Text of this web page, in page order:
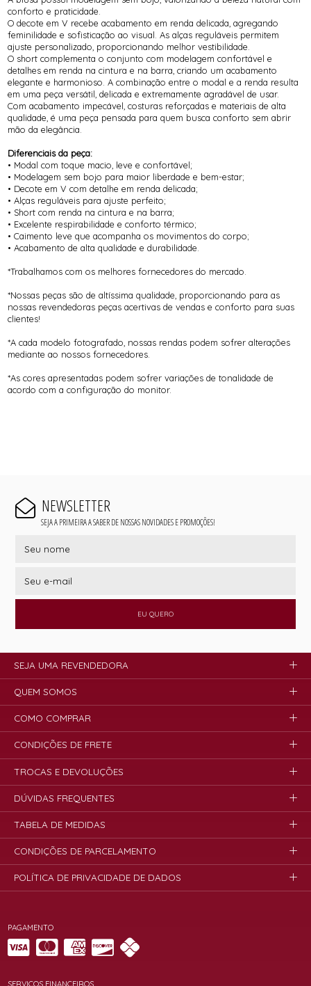
conforto e praticidade.
O decote em V recebe acabamento em renda delicada, agregando
feminilidade e sofisticação ao visual. As alças reguláveis permitem
ajuste personalizado, proporcionando melhor vestibilidade.
O short complementa o conjunto com modelagem confortável e
detalhes em renda na cintura e na barra, criando um acabamento
elegante e harmonioso. A combinação entre o modal e a renda resulta
em uma peça versátil, delicada e extremamente agradável de usar.
Com acabamento impecável, costuras reforçadas e materiais de alta
qualidade, é uma peça pensada para quem busca conforto sem abrir
mão da elegância.
Diferenciais da peça:
• Modal com toque macio, leve e confortável;
• Modelagem sem bojo para maior liberdade e bem-estar;
• Decote em V com detalhe em renda delicada;
• Alças reguláveis para ajuste perfeito;
• Short com renda na cintura e na barra;
• Excelente respirabilidade e conforto térmico;
• Caimento leve que acompanha os movimentos do corpo;
• Acabamento de alta qualidade e durabilidade.
*Trabalhamos com os melhores fornecedores do mercado.
*Nossas peças são de altíssima qualidade, proporcionando para as
nossas revendedoras peças acertivas de vendas e conforto para suas
clientes!
*A cada modelo fotografado, nossas rendas podem sofrer alterações
mediante ao nossos fornecedores.
*As cores apresentadas podem sofrer variações de tonalidade de
acordo com a configuração do monitor.
NEWSLETTER
SEJA A PRIMEIRA A SABER DE NOSSAS NOVIDADES E PROMOÇÕES!
EU QUERO
PAGAMENTO
SEJA UMA REVENDEDORA
QUEM SOMOS
COMO COMPRAR
CONDIÇÕES DE FRETE
TROCAS E DEVOLUÇÕES
DÚVIDAS FREQUENTES
TABELA DE MEDIDAS
CONDIÇÕES DE PARCELAMENTO
POLÍTICA DE PRIVACIDADE DE DADOS